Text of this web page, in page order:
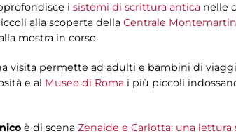
i sistemi di scrittura antica nelle
alla scoperta della Centrale
mostra in corso.
visita permette ad adulti e bambini di
e al Museo di Roma i più piccoli
è di scena Zenaide e Carlotta: una lettura